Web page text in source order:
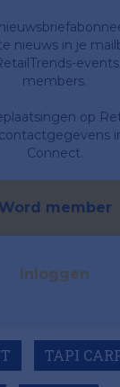
nieuws in je
members.
op
Connect.
Word member
Inloggen
TAPI